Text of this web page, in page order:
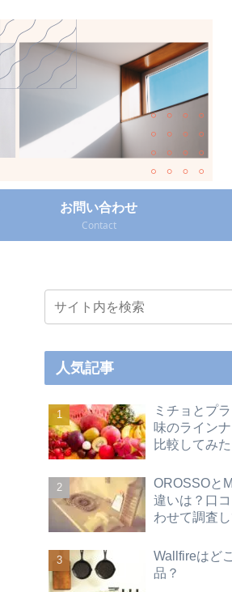
お問い合わせ
Contact‎
人気記事
ミチョとプ
味のライン
比較してみた
OROSSOと
違いは？口
わせて調査
Wallfireはど
品？